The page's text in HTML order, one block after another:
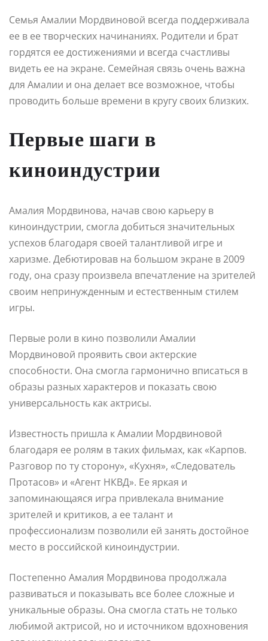
Семья Амалии Мордвиновой всегда поддерживала
ее в ее творческих начинаниях. Родители и брат
гордятся ее достижениями и всегда счастливы
видеть ее на экране. Семейная связь очень важна
для Амалии и она делает все возможное, чтобы
проводить больше времени в кругу своих близких.
Первые шаги в
киноиндустрии
Амалия Мордвинова, начав свою карьеру в
киноиндустрии, смогла добиться значительных
успехов благодаря своей талантливой игре и
харизме. Дебютировав на большом экране в 2009
году, она сразу произвела впечатление на зрителей
своим непринужденным и естественным стилем
игры.
Первые роли в кино позволили Амалии
Мордвиновой проявить свои актерские
способности. Она смогла гармонично вписаться в
образы разных характеров и показать свою
универсальность как актрисы.
Известность пришла к Амалии Мордвиновой
благодаря ее ролям в таких фильмах, как «Карпов.
Разговор по ту сторону», «Кухня», «Следователь
Протасов» и «Агент НКВД». Ее яркая и
запоминающаяся игра привлекала внимание
зрителей и критиков, а ее талант и
профессионализм позволили ей занять достойное
место в российской киноиндустрии.
Постепенно Амалия Мордвинова продолжала
развиваться и показывать все более сложные и
уникальные образы. Она смогла стать не только
любимой актрисой, но и источником вдохновения